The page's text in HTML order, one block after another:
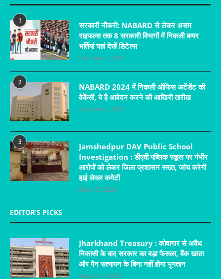
1
सरकारी नौकरी: NABARD से लेकर असम
राइफल्स तक 8 सरकारी विभागों में निकली बम्पर
भर्तियां यहां देखें डिटेल्स
October 7, 2024
2
NABARD 2024 में निकली ऑफिस अटेंडेंट की
वेकेंसी, ये है आवेदन करने की आखिरी तारीख
October 2, 2024
3
Jamshedpur DAV Public School
Investigation : डीएवी पब्लिक स्कूल पर गंभीर
आरोपों को लेकर जिला प्रशासन सख्त, जांच करेगी
हाई लेवल कमेटी
May 19, 2025
EDITOR’S PICKS
Jharkhand Treasury : कोषागार से अवैध
निकासी के बाद सरकार का बड़ा फैसला, बैंक खाता
और पैन सत्यापन के बिना नहीं होगा भुगतान
August 9, 2026